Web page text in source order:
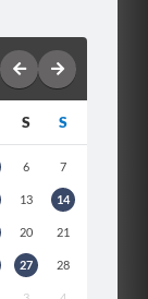
S S
6 7
13 14
20 21
27 28